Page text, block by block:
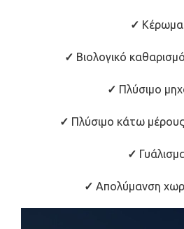
✓ Κέρωμα
✓ Βιολογικό
✓ Πλύσιμο
✓ Πλύσιμο κάτω
✓
✓ Απολύμανση